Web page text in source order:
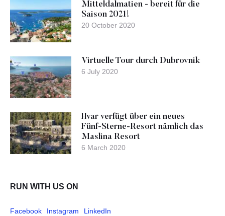
Mitteldalmatien - bereit für die
Saison 2021!
20 October 2020
Virtuelle Tour durch Dubrovnik
6 July 2020
Hvar verfügt über ein neues
Fünf-Sterne-Resort nämlich das
Maslina Resort
6 March 2020
RUN WITH US ON
Facebook Instagram LinkedIn